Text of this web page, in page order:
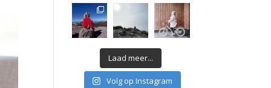
Laad meer...
Volg op Instagram